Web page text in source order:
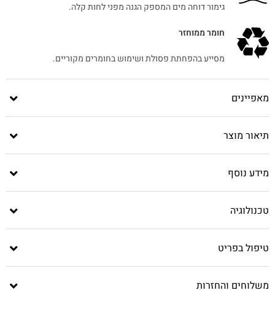
גימור דוחה מים המספק הגנה מפני לחות קלה.
חומר ממוחזר
מסייע בהפחתת פסולת ושימוש בחומרים מקוריים.
מאפיינים
תיאור מוצר
מידע נוסף
טכנולוגיה
טיפול בפריט
משלוחים והחזרות